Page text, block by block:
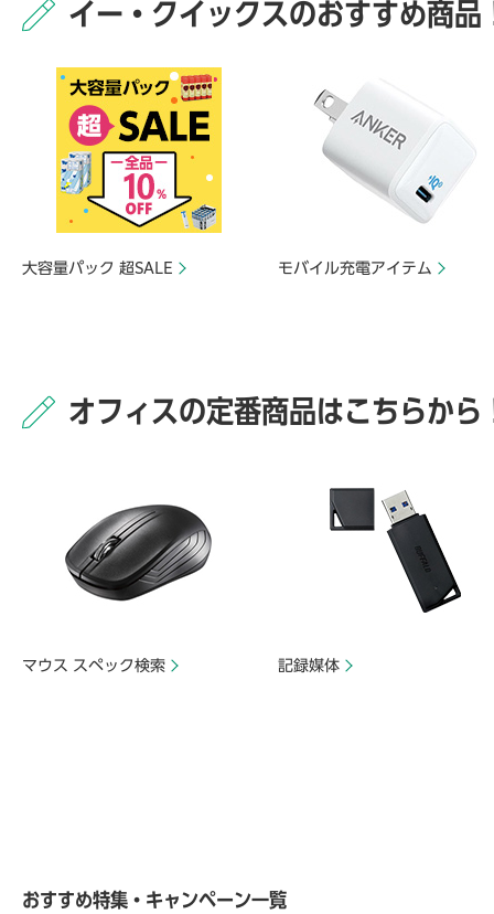
イー・クイックスのおすすめ商品
大容量パック 超SALE モバイル充電アイテム
オフィスの定番商品はこちらから
マウス スペック検索 記録媒体
おすすめ特集・キャンペーン一覧